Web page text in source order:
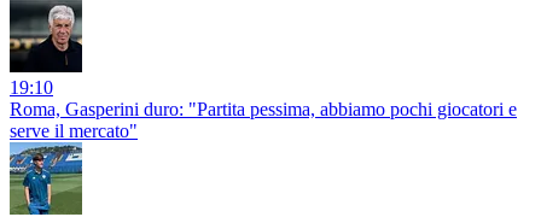
19:10
Roma, Gasperini duro: "Partita pessima, abbiamo pochi giocatori e
serve il mercato"